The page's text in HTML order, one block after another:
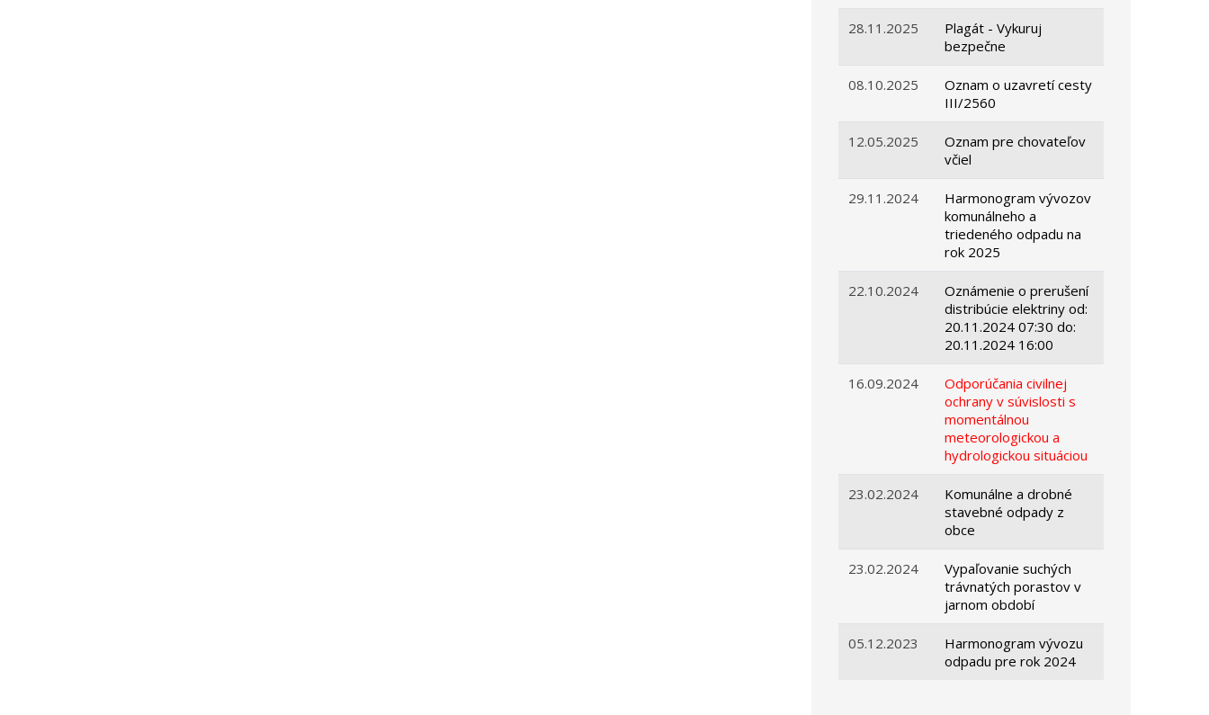
28.11.2025
Plagát - Vykuruj
bezpečne
08.10.2025
Oznam o uzavretí cesty
III/2560
12.05.2025
Oznam pre chovateľov
včiel
29.11.2024
Harmonogram vývozov
komunálneho a
triedeného odpadu na
rok 2025
22.10.2024
Oznámenie o prerušení
distribúcie elektriny od:
20.11.2024 07:30 do:
20.11.2024 16:00
16.09.2024
Odporúčania civilnej
ochrany v súvislosti s
momentálnou
meteorologickou a
hydrologickou situáciou
23.02.2024
Komunálne a drobné
stavebné odpady z
obce
23.02.2024
Vypaľovanie suchých
trávnatých porastov v
jarnom období
05.12.2023
Harmonogram vývozu
odpadu pre rok 2024